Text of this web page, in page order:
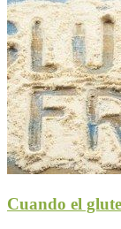
Cuando el